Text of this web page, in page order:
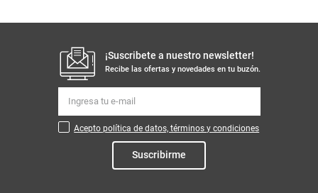
¡Suscribete a nuestro newsletter!
Recibe las ofertas y novedades en tu buzón.
Acepto política de datos, términos y condiciones
Suscribirme